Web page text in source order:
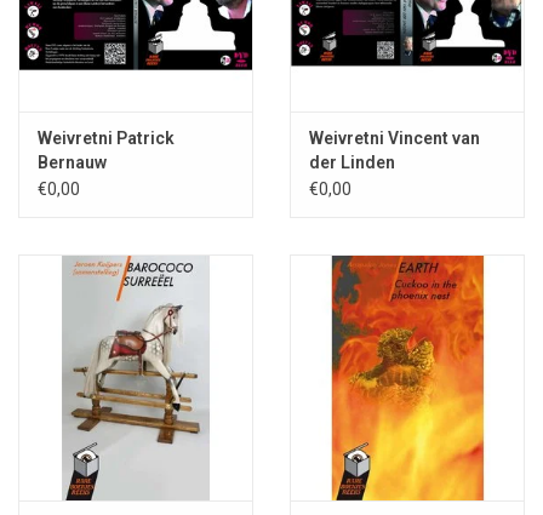
Deze publicatie was, als gevolg van de overweldigende
belangstelling, vrijwel onmiddellijk na verschijning in 1983
Paul Harland was de EERSTE winnaar
De val van Nieuw Versailles; Paul Harland; Rare Boekjes-reeks
deel 1; ISBN 978-90-78499-06-8; 74 blz.; 1e druk 1983; 2e
druk 1988; 3e druk 2007; uitgever Stichting Fantastische
Vertellingen; omslag Fred Hemmes; bio-/bibliografie;
nawoord door Rob Vooren
Weivretni Patrick
Bernauw
€0,00
Weivretni Vincent van
der Linden
€0,00